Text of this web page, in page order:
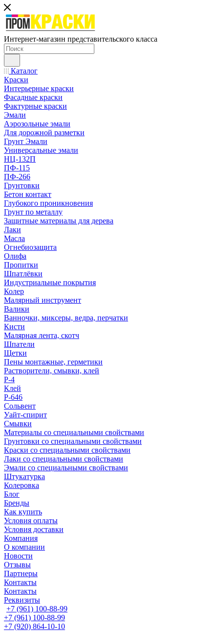
Интернет-магазин представительского класса
Каталог
Краски
Интерьерные краски
Фасадные краски
Фактурные краски
Эмали
Аэрозольные эмали
Для дорожной разметки
Грунт Эмали
Универсальные эмали
НЦ-132П
ПФ-115
ПФ-266
Грунтовки
Бетон контакт
Глубокого проникновения
Грунт по металлу
Защитные материалы для дерева
Лаки
Масла
Огнебиозащита
Олифа
Пропитки
Шпатлёвки
Индустриальные покрытия
Колер
Малярный инструмент
Валики
Ванночки, миксеры, ведра, перчатки
Кисти
Малярная лента, скотч
Шпатели
Щетки
Пены монтажные, герметики
Растворители, смывки, клей
Р-4
Клей
Р-646
Сольвент
Уайт-спирит
Смывки
Материалы со специальными свойствами
Грунтовки со специальными свойствами
Краски со специальными свойствами
Лаки со специальными свойствами
Эмали со специальными свойствами
Штукатурка
Колеровка
Блог
Бренды
Как купить
Условия оплаты
Условия доставки
Компания
О компании
Новости
Отзывы
Партнеры
Контакты
Контакты
Реквизиты
+7 (961) 100-88-99
+7 (961) 100-88-99
+7 (920) 864-10-10